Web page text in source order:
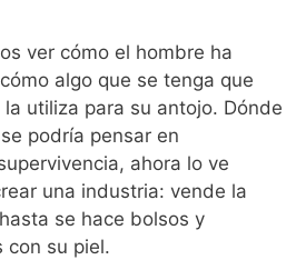
ver cómo el hombre ha
algo que se tenga que
utiliza para su antojo. Dónde
podría pensar en
ahora lo ve
una industria: vende la
se hace bolsos y
con su piel.